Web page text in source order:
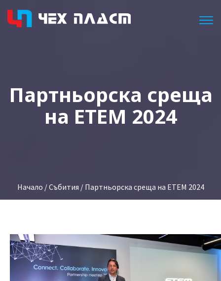
Партньорска среща
на ЕТЕМ 2024
Начало /Събития / Партньорска среща на ЕТЕМ 2024